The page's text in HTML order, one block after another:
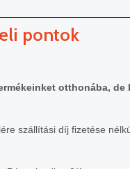
pontok
otthonába,
szállítási díj fizetése